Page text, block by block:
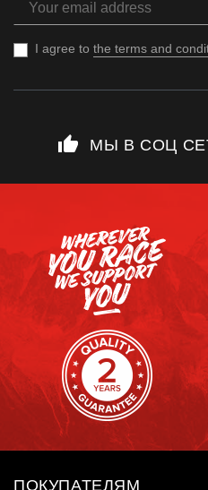
I agree to the terms and
thumb_up МЫ В СОЦ
ПОКУПАТЕЛЯМ